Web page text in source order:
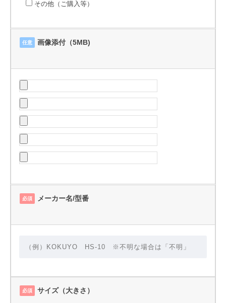
その他（ご購入等）
任意 画像添付（5MB)
必須 メーカー名/型番
必須 サイズ（大きさ）